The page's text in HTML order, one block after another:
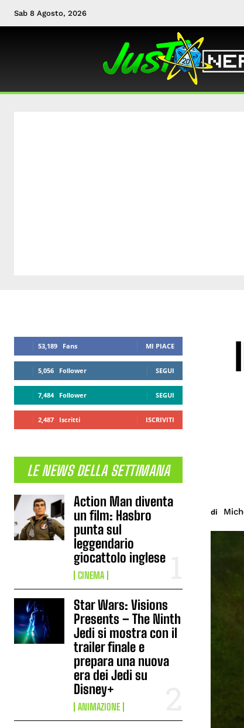
Sab 8 Agosto, 2026
53,189 Fans MI PIACE
5,056 Follower SEGUI
7,484 Follower SEGUI
2,487 Iscritti ISCRIVITI
LE NEWS DELLA SETTIMANA
Action Man diventa
un film: Hasbro
punta sul
leggendario
giocattolo inglese
CINEMA
Star Wars: Visions
Presents – The Ninth
Jedi si mostra con il
trailer finale e
prepara una nuova
era dei Jedi su
Disney+
ANIMAZIONE
di